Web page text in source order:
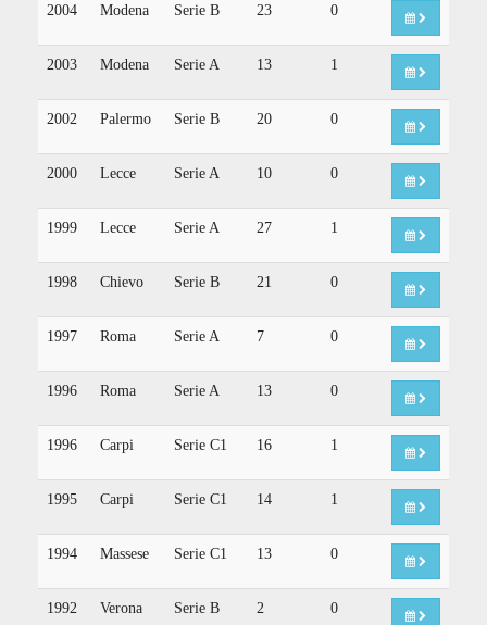
2004 Modena Serie B 23 0
2003 Modena Serie A 13 1
2002 Palermo Serie B 20 0
2000 Lecce Serie A 10 0
1999 Lecce Serie A 27 1
1998 Chievo Serie B 21 0
1997 Roma Serie A 7 0
1996 Roma Serie A 13 0
1996 Carpi Serie C1 16 1
1995 Carpi Serie C1 14 1
1994 Massese Serie C1 13 0
1992 Verona Serie B 2 0